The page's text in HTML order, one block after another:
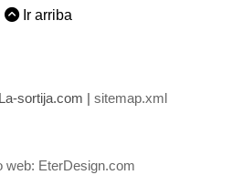
Ir arriba
sortija.com | sitemap.xml
web: EterDesign.com